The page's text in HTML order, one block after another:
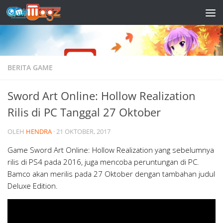
Skip to content
BERITA GAME
Sword Art Online: Hollow Realization
Rilis di PC Tanggal 27 Oktober
OLEH HENDRA ·21 OKTOBER, 2017
Game Sword Art Online: Hollow Realization yang sebelumnya
rilis di PS4 pada 2016, juga mencoba peruntungan di PC.
Bamco akan merilis pada 27 Oktober dengan tambahan judul
Deluxe Edition.